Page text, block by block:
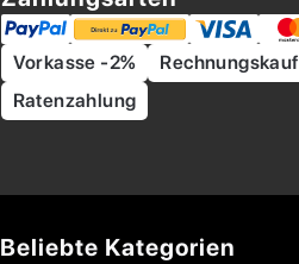
Vorkasse -2%
Rechnungskauf
Ratenzahlung
Beliebte Kategorien